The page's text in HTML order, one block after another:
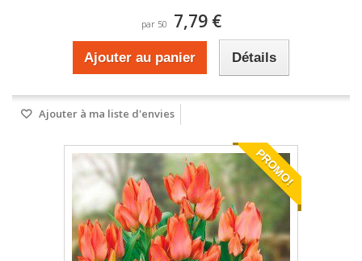
par 50 7,79 €
Ajouter au panier Détails
Ajouter à ma liste d'envies
PROMO!